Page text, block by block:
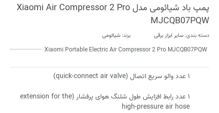
پمپ باد شیائومی مدل Xiaomi Air Compressor 2 Pro
MJCQB07PQW
دسته بندی: سایر ابزار برقی برند: شیائومی
Xiaomi Portable Electric Air Compressor 2 Pro MJCQB07PQW
۱ عدد والو سریع اتصال (quick-connect air valve)
۱ عدد رابط افزایش طول شلنگ هوای پرفشار (extension for the
high-pressure air hose